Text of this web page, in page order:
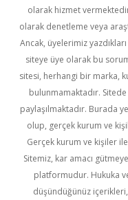
olarak hizmet
olarak denetleme veya
Ancak, üyelerimiz
siteye üye olarak bu
sitesi, herhangi bir marka,
bulunmamaktadır. Sitede
paylaşılmaktadır. Burada
olup, gerçek kurum ve
Gerçek kurum ve kişiler
Sitemiz, kar amacı
platformudur. Hukuka
düşündüğünüz içerikleri,